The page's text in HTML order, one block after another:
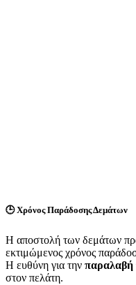
🕒Χρόνος Παράδοσης Δεμάτων
Η αποστολή των δεμάτων
εκτιμώμενος χρόνος
Η ευθύνη για την παραλαβή
στον πελάτη.